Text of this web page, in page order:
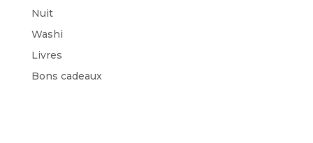
Nuit
Washi
Livres
Bons cadeaux